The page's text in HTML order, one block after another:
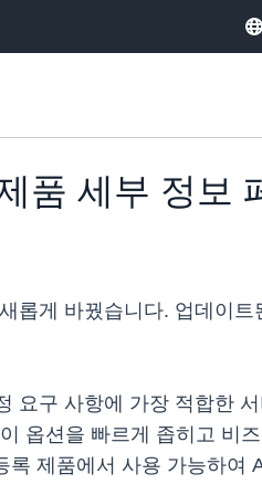
품 세부 정보
롭게 바꿨습니다. 업데이
요구 사항에 가장 적합한
옵션을 빠르게 좁히고 비
제품에서 사용 가능하여